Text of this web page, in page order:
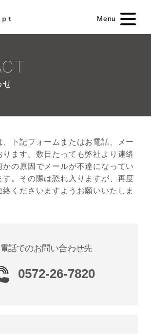
Menu
せ
、下記フォームまたはお電話、メー
ります。数日たっても弊社より連絡
かの原因でメールが不達になってい
す。その際は恐れ入りますが、再度
絡くださいますようお願いいたしま
話でのお問い合わせ先
0572-26-7820